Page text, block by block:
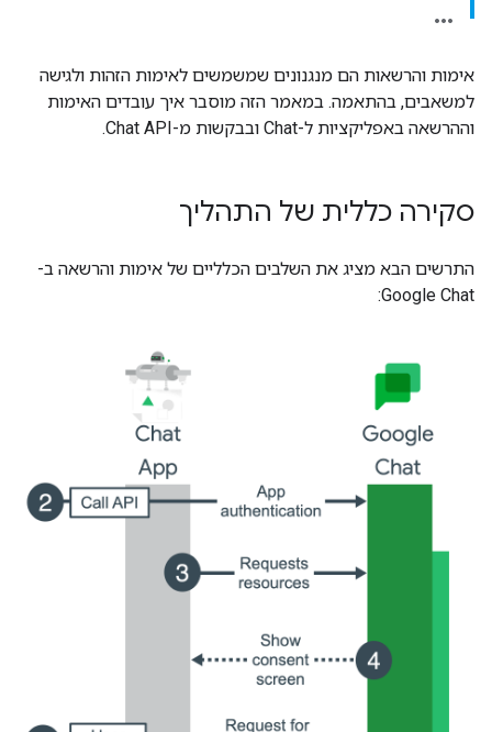
אימות והרשאות הם מנגנונים שמשמשים לאימות הזהות ולגישה
למשאבים, בהתאמה. במאמר הזה מוסבר איך עובדים האימות
וההרשאה באפליקציות ל-Chat ובבקשות מ-Chat API.
סקירה כללית של התהליך
התרשים הבא מציג את השלבים הכלליים של אימות והרשאה ב-
Google Chat: